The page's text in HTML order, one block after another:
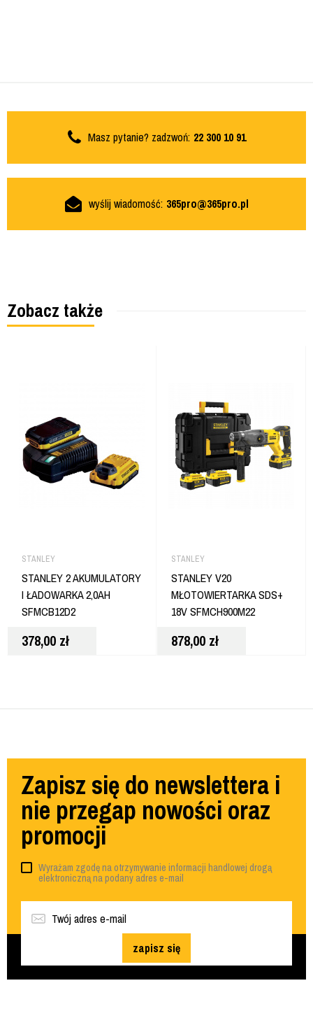
Masz pytanie? zadzwoń: 22 300 10 91
wyślij wiadomość: 365pro@365pro.pl
Zobacz także
STANLEY
STANLEY 2 AKUMULATORY
I ŁADOWARKA 2,0AH
SFMCB12D2
378,00 zł
STANLEY
STANLEY V20
MŁOTOWIERTARKA SDS+
18V SFMCH900M22
878,00 zł
Zapisz się do newslettera i
nie przegap nowości oraz
promocji
Wyrażam zgodę na otrzymywanie informacji handlowej drogą
elektroniczną na podany adres e-mail
zapisz się